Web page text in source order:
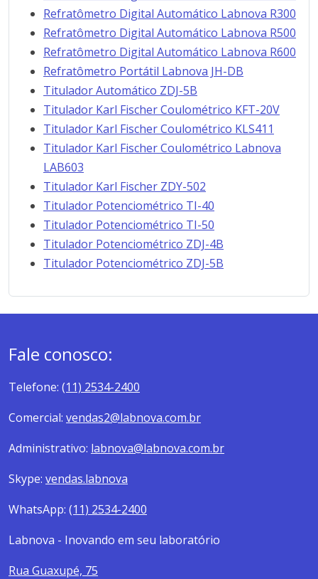
Refratômetro Digital Automático Labnova R300
Refratômetro Digital Automático Labnova R500
Refratômetro Digital Automático Labnova R600
Refratômetro Portátil Labnova JH-DB
Titulador Automático ZDJ-5B
Titulador Karl Fischer Coulométrico KFT-20V
Titulador Karl Fischer Coulométrico KLS411
Titulador Karl Fischer Coulométrico Labnova
LAB603
Titulador Karl Fischer ZDY-502
Titulador Potenciométrico TI-40
Titulador Potenciométrico TI-50
Titulador Potenciométrico ZDJ-4B
Titulador Potenciométrico ZDJ-5B
Fale conosco:
Telefone: (11) 2534-2400
Comercial: vendas2@labnova.com.br
Administrativo: labnova@labnova.com.br
Skype: vendas.labnova
WhatsApp: (11) 2534-2400
Labnova - Inovando em seu laboratório
Rua Guaxupé, 75